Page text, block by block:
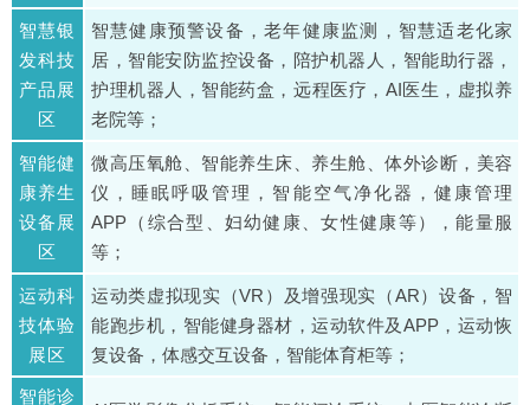
智慧银
发科技
产品展
区
智慧健康预警设备，老年健康监测，智慧适老化家
居，智能安防监控设备，陪护机器人，智能助行器，
护理机器人，智能药盒，远程医疗，AI医生，虚拟养
老院等；
智能健
康养生
设备展
区
微高压氧舱、智能养生床、养生舱、体外诊断，美容
仪，睡眠呼吸管理，智能空气净化器，健康管理
APP（综合型、妇幼健康、女性健康等），能量服
等；
运动科
技体验
展区
运动类虚拟现实（VR）及增强现实（AR）设备，智
能跑步机，智能健身器材，运动软件及APP，运动恢
复设备，体感交互设备，智能体育柜等；
智能诊